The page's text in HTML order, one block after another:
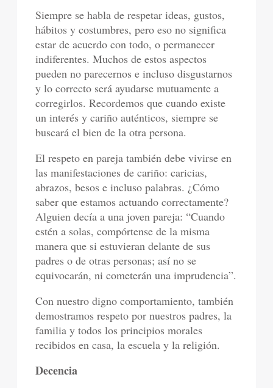
Siempre se habla de respetar ideas, gustos,
hábitos y costumbres, pero eso no significa
estar de acuerdo con todo, o permanecer
indiferentes. Muchos de estos aspectos
pueden no parecernos e incluso disgustarnos
y lo correcto será ayudarse mutuamente a
corregirlos. Recordemos que cuando existe
un interés y cariño auténticos, siempre se
buscará el bien de la otra persona.
El respeto en pareja también debe vivirse en
las manifestaciones de cariño: caricias,
abrazos, besos e incluso palabras. ¿Cómo
saber que estamos actuando correctamente?
Alguien decía a una joven pareja: “Cuando
estén a solas, compórtense de la misma
manera que si estuvieran delante de sus
padres o de otras personas; así no se
equivocarán, ni cometerán una imprudencia”.
Con nuestro digno comportamiento, también
demostramos respeto por nuestros padres, la
familia y todos los principios morales
recibidos en casa, la escuela y la religión.
Decencia